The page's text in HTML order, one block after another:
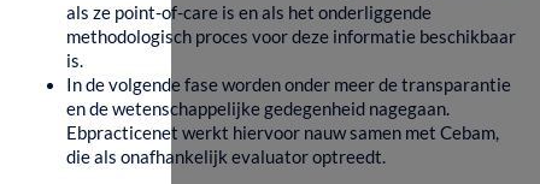
als ze point-of-care is en als het onderliggende
methodologisch proces voor deze informatie beschikbaar
is.
In de volgende fase worden onder meer de transparantie
en de wetenschappelijke gedegenheid nagegaan.
Ebpracticenet werkt hiervoor nauw samen met Cebam,
die als onafhankelijk evaluator optreedt.